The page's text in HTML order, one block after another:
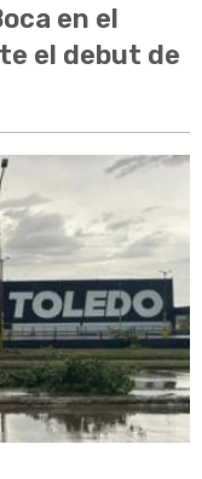
en el
el debut de